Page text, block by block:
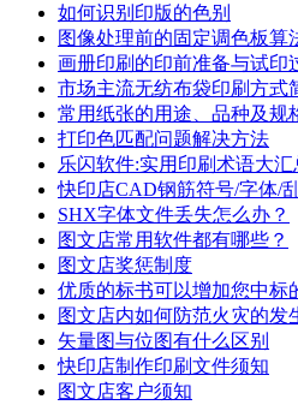
如何识别印版的色别
图像处理前的固定调色板算
画册印刷的印前准备与试印
市场主流无纺布袋印刷方式
常用纸张的用途、品种及规
打印色匹配问题解决方法
乐闪软件:实用印刷术语大汇
快印店CAD钢筋符号/字体/
SHX字体文件丢失怎么办？
图文店常用软件都有哪些？
图文店奖惩制度
优质的标书可以增加您中标
图文店内如何防范火灾的发
矢量图与位图有什么区别
快印店制作印刷文件须知
图文店客户须知